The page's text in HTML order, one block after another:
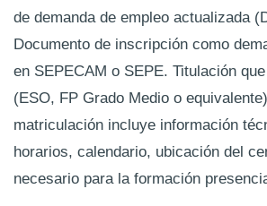
de demanda de empleo actualizada
Documento de inscripción como
en SEPECAM o SEPE. Titulación
(ESO, FP Grado Medio o
matriculación incluye información
horarios, calendario, ubicación del
necesario para la formación